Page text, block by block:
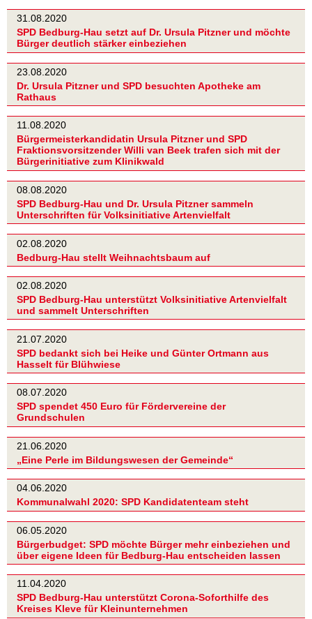
31.08.2020
SPD Bedburg-Hau setzt auf Dr. Ursula Pitzner und möchte
Bürger deutlich stärker einbeziehen
23.08.2020
Dr. Ursula Pitzner und SPD besuchten Apotheke am
Rathaus
11.08.2020
Bürgermeisterkandidatin Ursula Pitzner und SPD
Fraktionsvorsitzender Willi van Beek trafen sich mit der
Bürgerinitiative zum Klinikwald
08.08.2020
SPD Bedburg-Hau und Dr. Ursula Pitzner sammeln
Unterschriften für Volksinitiative Artenvielfalt
02.08.2020
Bedburg-Hau stellt Weihnachtsbaum auf
02.08.2020
SPD Bedburg-Hau unterstützt Volksinitiative Artenvielfalt
und sammelt Unterschriften
21.07.2020
SPD bedankt sich bei Heike und Günter Ortmann aus
Hasselt für Blühwiese
08.07.2020
SPD spendet 450 Euro für Fördervereine der
Grundschulen
21.06.2020
„Eine Perle im Bildungswesen der Gemeinde“
04.06.2020
Kommunalwahl 2020: SPD Kandidatenteam steht
06.05.2020
Bürgerbudget: SPD möchte Bürger mehr einbeziehen und
über eigene Ideen für Bedburg-Hau entscheiden lassen
11.04.2020
SPD Bedburg-Hau unterstützt Corona-Soforthilfe des
Kreises Kleve für Kleinunternehmen